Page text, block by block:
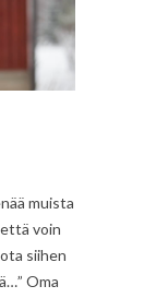
muista
voin
siihen
Oma